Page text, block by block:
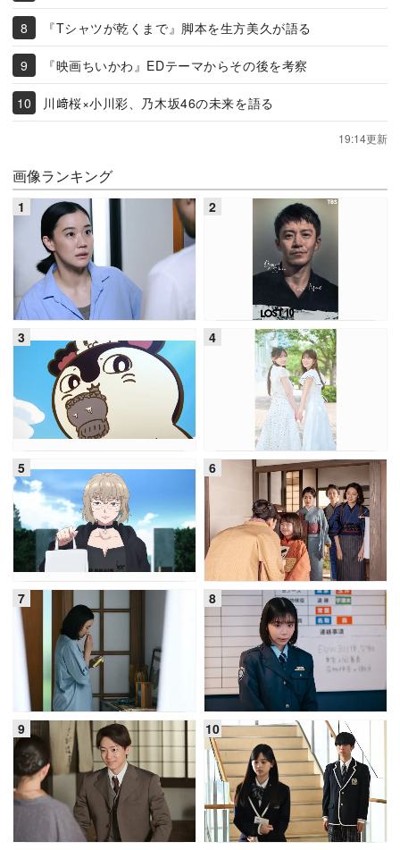
『Tシャツが乾くまで』脚本を生方美久が語る
『映画ちいかわ』EDテーマからその後を考察
川﨑桜×小川彩、乃木坂46の未来を語る
19:14更新
画像ランキング